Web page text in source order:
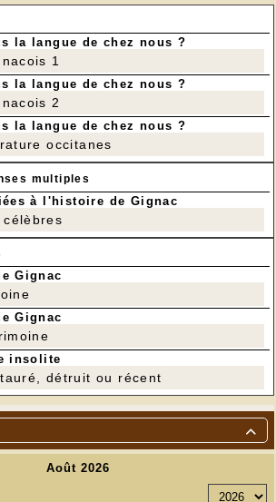

la langue de chez nous ?
1
la langue de chez nous ?
2
la langue de chez nous ?
occitanes
multiples
à l'histoire de Gignac
célèbres
Gignac
Gignac
insolite
détruit ou récent